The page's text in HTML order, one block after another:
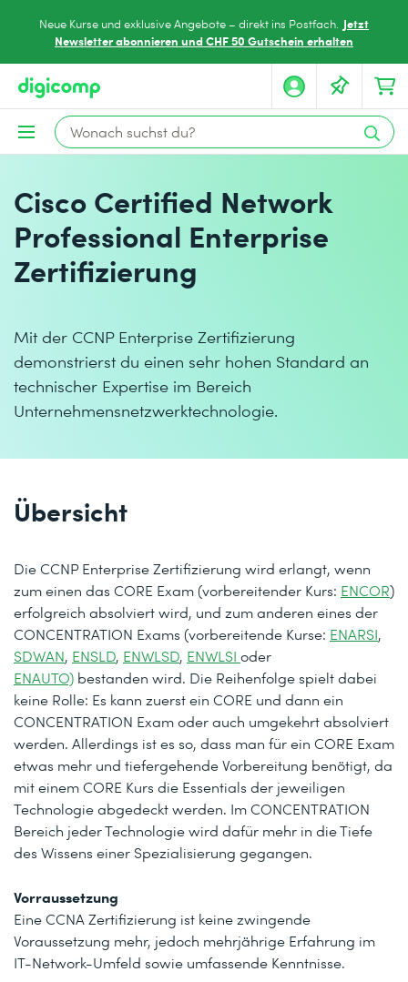
Neue Kurse und exklusive Angebote – direkt ins Postfach. Jetzt
Newsletter abonnieren und CHF 50 Gutschein erhalten
Cisco Certified Network
Professional Enterprise
Zertifizierung
Mit der CCNP Enterprise Zertifizierung
demonstrierst du einen sehr hohen Standard an
technischer Expertise im Bereich
Unternehmensnetzwerktechnologie.
Übersicht
Die CCNP Enterprise Zertifizierung wird erlangt, wenn
zum einen das CORE Exam (vorbereitender Kurs: ENCOR)
erfolgreich absolviert wird, und zum anderen eines der
CONCENTRATION Exams (vorbereitende Kurse: ENARSI,
SDWAN, ENSLD, ENWLSD, ENWLSI oder
ENAUTO) bestanden wird. Die Reihenfolge spielt dabei
keine Rolle: Es kann zuerst ein CORE und dann ein
CONCENTRATION Exam oder auch umgekehrt absolviert
werden. Allerdings ist es so, dass man für ein CORE Exam
etwas mehr und tiefergehende Vorbereitung benötigt, da
mit einem CORE Kurs die Essentials der jeweiligen
Technologie abgedeckt werden. Im CONCENTRATION
Bereich jeder Technologie wird dafür mehr in die Tiefe
des Wissens einer Spezialisierung gegangen.
Vorraussetzung
Eine CCNA Zertifizierung ist keine zwingende
Voraussetzung mehr, jedoch mehrjährige Erfahrung im
IT-Network-Umfeld sowie umfassende Kenntnisse.